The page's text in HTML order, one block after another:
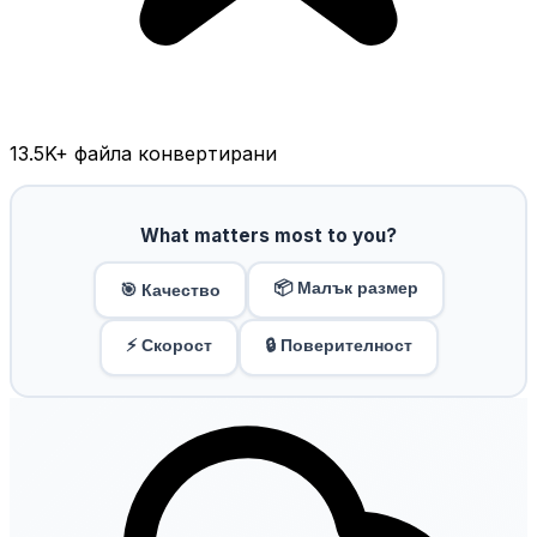
13.5K+ файла конвертирани
What matters most to you?
🎯 Качество 📦 Малък размер
⚡ Скорост 🔒 Поверителност